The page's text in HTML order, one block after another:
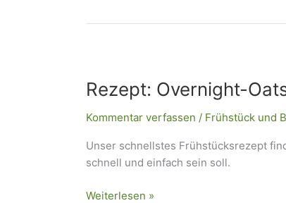
Rezept: Overnight-
Kommentar verfassen / Frühstück und
Unser schnellstes Frühstücksrezept
schnell und einfach sein soll.
Oats
Beeren
Weiterlesen »